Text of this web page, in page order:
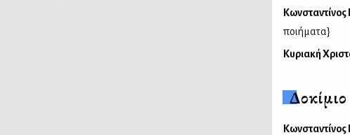
ποιήματα}
Κυριακή
Δοκίμιο